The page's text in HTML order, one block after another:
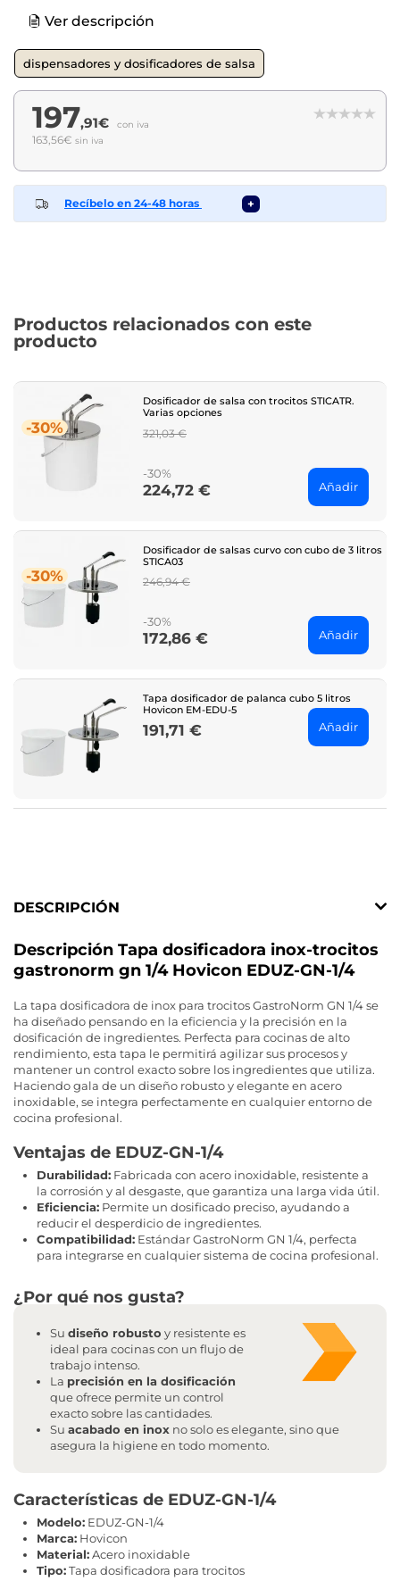
Ver descripción
dispensadores y dosificadores de salsa
197,91€ con iva
163,56€ sin iva
Recíbelo en 24-48 horas +
Productos relacionados con este
producto
-30%
Dosificador de salsa con trocitos STICATR.
Varias opciones
Regular
321,03 €
-30%
Price
224,72 € Añadir
-30%
Dosificador de salsas curvo con cubo de 3 litros
STICA03
Regular
246,94 €
-30%
Price
172,86 € Añadir
Tapa dosificador de palanca cubo 5 litros
Hovicon EM-EDU-5
Price
191,71 € Añadir
DESCRIPCIÓN
Descripción Tapa dosificadora inox-trocitos
gastronorm gn 1/4 Hovicon EDUZ-GN-1/4
La tapa dosificadora de inox para trocitos GastroNorm GN 1/4 se
ha diseñado pensando en la eficiencia y la precisión en la
dosificación de ingredientes. Perfecta para cocinas de alto
rendimiento, esta tapa le permitirá agilizar sus procesos y
mantener un control exacto sobre los ingredientes que utiliza.
Haciendo gala de un diseño robusto y elegante en acero
inoxidable, se integra perfectamente en cualquier entorno de
cocina profesional.
Ventajas de EDUZ-GN-1/4
Durabilidad: Fabricada con acero inoxidable, resistente a
la corrosión y al desgaste, que garantiza una larga vida útil.
Eficiencia: Permite un dosificado preciso, ayudando a
reducir el desperdicio de ingredientes.
Compatibilidad: Estándar GastroNorm GN 1/4, perfecta
para integrarse en cualquier sistema de cocina profesional.
¿Por qué nos gusta?
Su diseño robusto y resistente es
ideal para cocinas con un flujo de
trabajo intenso.
La precisión en la dosificación
que ofrece permite un control
exacto sobre las cantidades.
Su acabado en inox no solo es elegante, sino que
asegura la higiene en todo momento.
Características de EDUZ-GN-1/4
Modelo: EDUZ-GN-1/4
Marca: Hovicon
Material:Acero inoxidable
Tipo:Tapa dosificadora para trocitos